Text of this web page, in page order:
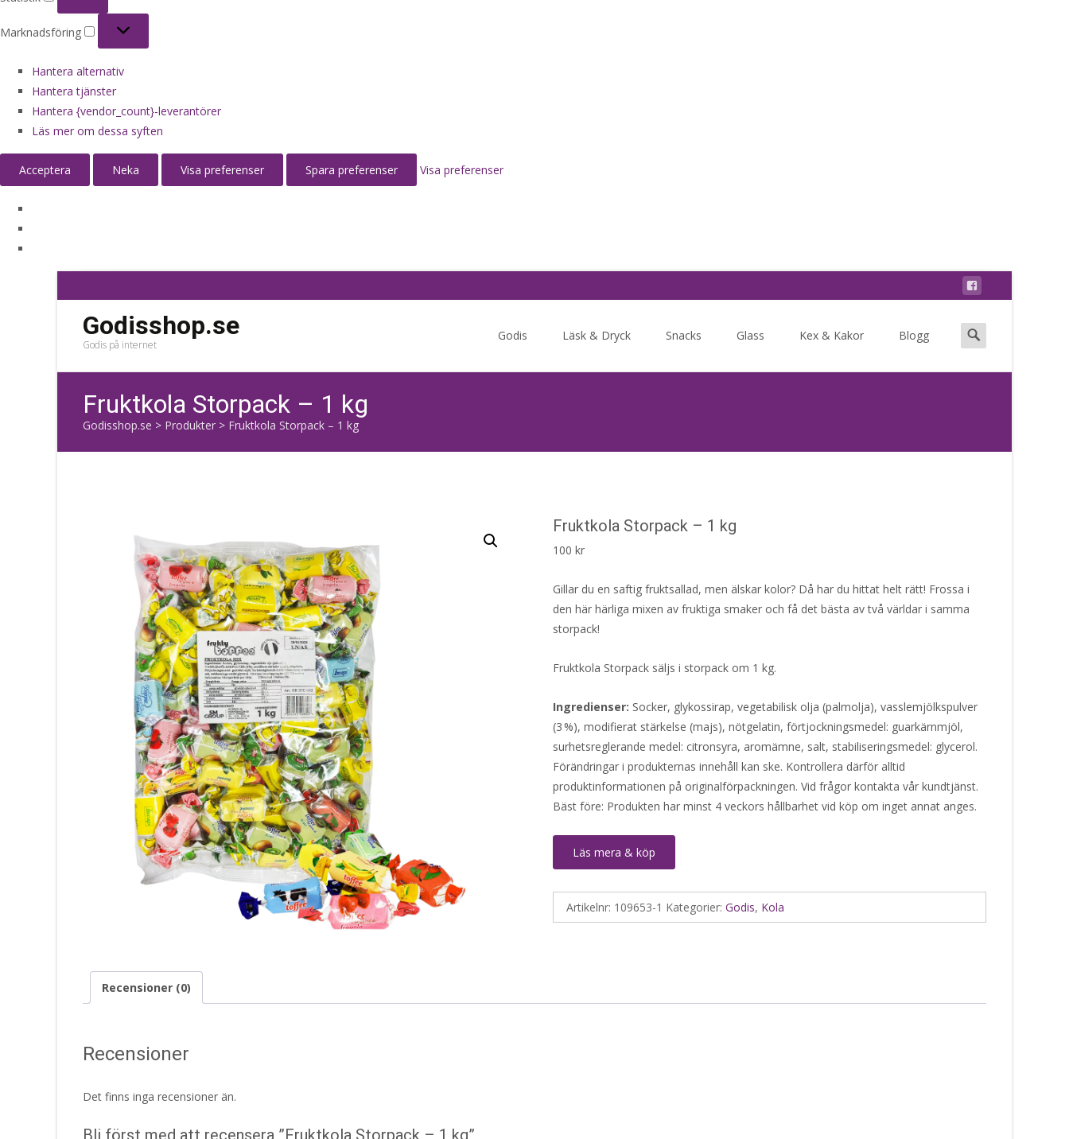
Marknadsföring
Hantera alternativ
Hantera tjänster
Hantera {vendor_count}-leverantörer
Läs mer om dessa syften
Acceptera Neka Visa preferenser Spara preferenser Visa preferenser
Godisshop.se
Godis på internet
Godis Läsk & Dryck Snacks Glass Kex & Kakor Blogg
Search
for:
Fruktkola Storpack – 1 kg
Godisshop.se > Produkter > Fruktkola Storpack – 1 kg
Fruktkola Storpack – 1 kg
100 kr
Gillar du en saftig fruktsallad, men älskar kolor? Då har du hittat helt rätt! Frossa i
den här härliga mixen av fruktiga smaker och få det bästa av två världar i samma
storpack!
Fruktkola Storpack säljs i storpack om 1 kg.
Ingredienser: Socker, glykossirap, vegetabilisk olja (palmolja), vasslemjölkspulver
(3 %), modifierat stärkelse (majs), nötgelatin, förtjockningsmedel: guarkärnmjöl,
surhetsreglerande medel: citronsyra, aromämne, salt, stabiliseringsmedel: glycerol.
Förändringar i produkternas innehåll kan ske. Kontrollera därför alltid
produktinformationen på originalförpackningen. Vid frågor kontakta vår kundtjänst.
Bäst före: Produkten har minst 4 veckors hållbarhet vid köp om inget annat anges.
Läs mera & köp
Artikelnr: 109653-1 Kategorier: Godis, Kola
Recensioner (0)
Recensioner
Det finns inga recensioner än.
Bli först med att recensera ”Fruktkola Storpack – 1 kg”